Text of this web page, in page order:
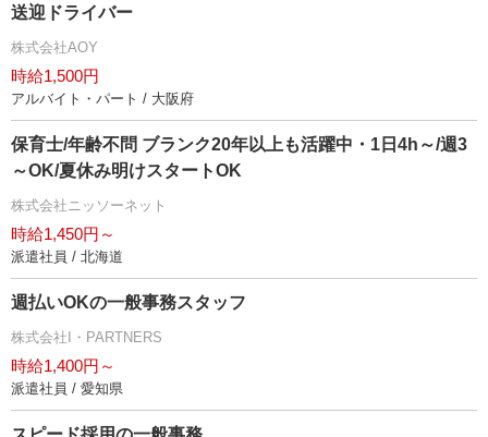
送迎ドライバー
株式会社AOY
時給1,500円
アルバイト・パート / 大阪府
保育士/年齢不問 ブランク20年以上も活躍中・1日4h～/週3
～OK/夏休み明けスタートOK
株式会社ニッソーネット
時給1,450円～
派遣社員 / 北海道
週払いOKの一般事務スタッフ
株式会社I・PARTNERS
時給1,400円～
派遣社員 / 愛知県